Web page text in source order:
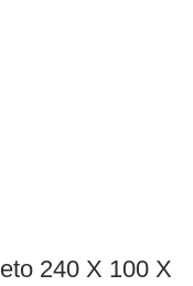
240 X 100 X